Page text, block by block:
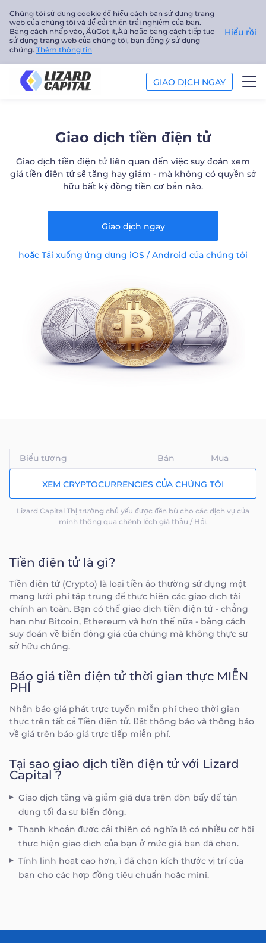
Chúng tôi sử dụng cookie để hiểu cách bạn sử dụng trang
web của chúng tôi và để cải thiện trải nghiệm của bạn.
Bằng cách nhấp vào‚ ÄúGot it‚Äù hoặc bằng cách tiếp tục
sử dụng trang web của chúng tôi, bạn đồng ý sử dụng
chúng. Thêm thông tin
Hiểu rồi
GIAO DỊCH NGAY
PHÂN TÍCH
GIÁO DỤC
Giao dịch tiền điện tử
Giao dịch tiền điện tử liên quan đến việc suy đoán xem
giá tiền điện tử sẽ tăng hay giảm - mà không có quyền sở
hữu bất kỳ đồng tiền cơ bản nào.
Giao dịch ngay
hoặc Tải xuống ứng dụng iOS / Android của chúng tôi
Tiền điện tử là gì?
Tiền điện tử (Crypto) là loại tiền ảo thường sử dụng một
mạng lưới phi tập trung để thực hiện các giao dịch tài
chính an toàn. Bạn có thể giao dịch tiền điện tử - chẳng
hạn như Bitcoin, Ethereum và hơn thế nữa - bằng cách
suy đoán về biến động giá của chúng mà không thực sự
sở hữu chúng.
Báo giá tiền điện tử thời gian thực MIỄN
PHÍ
Nhận báo giá phát trực tuyến miễn phí theo thời gian
thực trên tất cả Tiền điện tử. Đặt thông báo và thông báo
về giá trên báo giá trực tiếp miễn phí.
Tại sao giao dịch tiền điện tử với Lizard
Capital ?
Giao dịch tăng và giảm giá dựa trên đòn bẩy để tận
dụng tối đa sự biến động.
Thanh khoản được cải thiện có nghĩa là có nhiều cơ hội
thực hiện giao dịch của bạn ở mức giá bạn đã chọn.
Tính linh hoạt cao hơn‚ ì đã chọn kích thước vị trí của
bạn cho các hợp đồng tiêu chuẩn hoặc mini.
Biểu tượng Bán Mua
XEM CRYPTOCURRENCIES CỦA CHÚNG TÔI
Lizard Capital Thị trường chủ yếu được đền bù cho các dịch vụ của
mình thông qua chênh lệch giá thầu / Hỏi.